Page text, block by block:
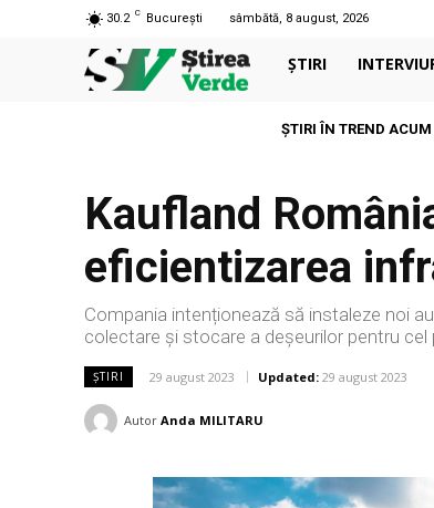
30.2 C București sâmbătă, 8 august, 2026
ȘTIRI
ȘTIRI ÎN TREND ACUM
Kaufland
eficientizarea
Compania intenționează să instaleze noi
colectare și stocare a deșeurilor pentru
ȘTIRI 29 august 2023 Updated: 29 august 2023
Autor Anda MILITARU